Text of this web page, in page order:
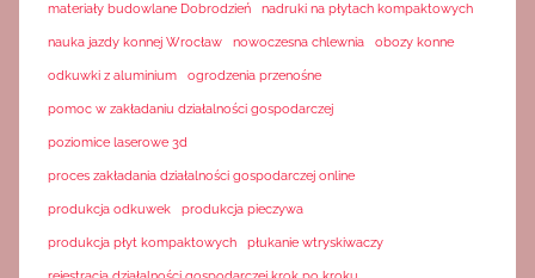
materiały budowlane Dobrodzień nadruki na płytach kompaktowych
nauka jazdy konnej Wrocław nowoczesna chlewnia obozy konne
odkuwki z aluminium ogrodzenia przenośne
pomoc w zakładaniu działalności gospodarczej
poziomice laserowe 3d
proces zakładania działalności gospodarczej online
produkcja odkuwek produkcja pieczywa
produkcja płyt kompaktowych płukanie wtryskiwaczy